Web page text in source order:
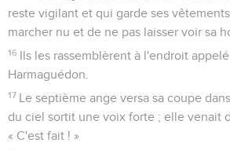
reste vigilant et qui garde ses
marcher nu et de ne pas laisser voir sa
16 Ils les rassemblèrent à l'endroit
Harmaguédon.
17 Le septième ange versa sa coupe
du ciel sortit une voix forte ; elle venait
« C'est fait ! »